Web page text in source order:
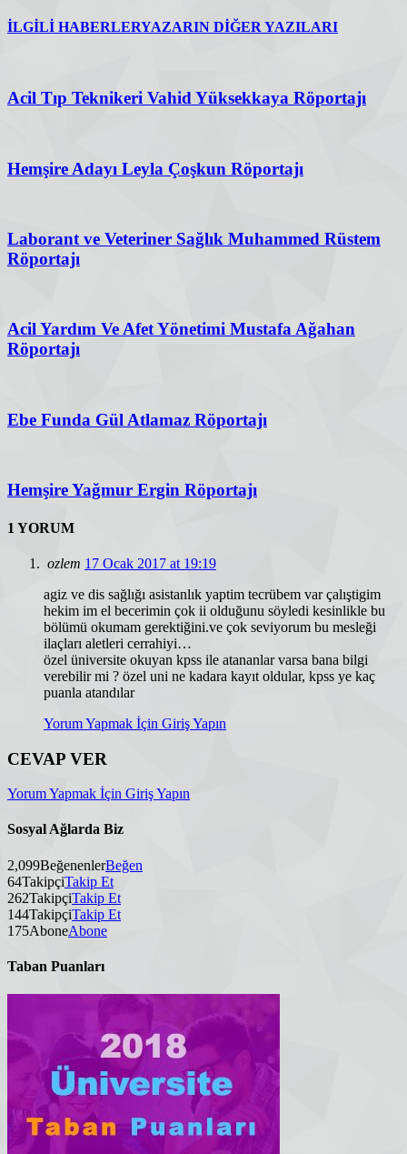
İLGİLİ HABERLERYAZARIN DİĞER YAZILARI
Acil Tıp Teknikeri Vahid Yüksekkaya Röportajı
Hemşire Adayı Leyla Çoşkun Röportajı
Laborant ve Veteriner Sağlık Muhammed Rüstem
Röportajı
Acil Yardım Ve Afet Yönetimi Mustafa Ağahan
Röportajı
Ebe Funda Gül Atlamaz Röportajı
Hemşire Yağmur Ergin Röportajı
1 YORUM
ozlem 17 Ocak 2017 at 19:19
agiz ve dis sağlığı asistanlık yaptim tecrübem var çalıştigim
hekim im el becerimin çok ii olduğunu söyledi kesinlikle bu
bölümü okumam gerektiğini.ve çok seviyorum bu mesleği
ilaçları aletleri cerrahiyi…
özel üniversite okuyan kpss ile atananlar varsa bana bilgi
verebilir mi ? özel uni ne kadara kayıt oldular, kpss ye kaç
puanla atandılar
Yorum Yapmak İçin Giriş Yapın
CEVAP VER
Yorum Yapmak İçin Giriş Yapın
Sosyal Ağlarda Biz
2,099BeğenenlerBeğen
64TakipçiTakip Et
262TakipçiTakip Et
144TakipçiTakip Et
175AboneAbone
Taban Puanları